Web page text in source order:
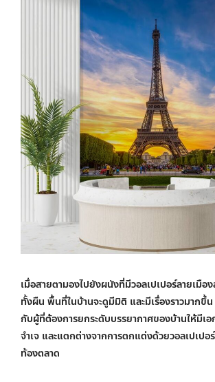
เมื่อสายตามองไปยังผนังที่มีวอลเปเปอร์ลายเมือง
ทั้งผืน พื้นที่ในบ้านจะดูมีมิติ และมีเรื่องราวมากขึ้น
กับผู้ที่ต้องการยกระดับบรรยากาศของบ้านให้มีเ
จำเจ และแตกต่างจากการตกแต่งด้วยวอลเปเปอ
ท้องตลาด